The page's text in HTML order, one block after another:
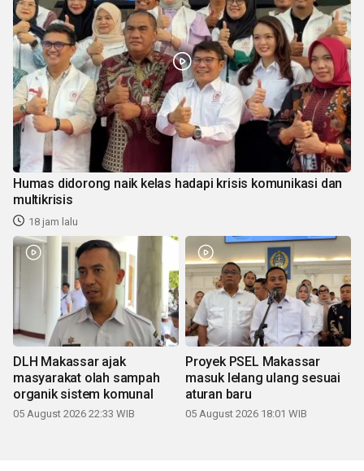
Humas didorong naik kelas hadapi krisis komunikasi dan
multikrisis
18 jam lalu
DLH Makassar ajak
masyarakat olah sampah
organik sistem komunal
05 August 2026 22:33 WIB
Proyek PSEL Makassar
masuk lelang ulang sesuai
aturan baru
05 August 2026 18:01 WIB